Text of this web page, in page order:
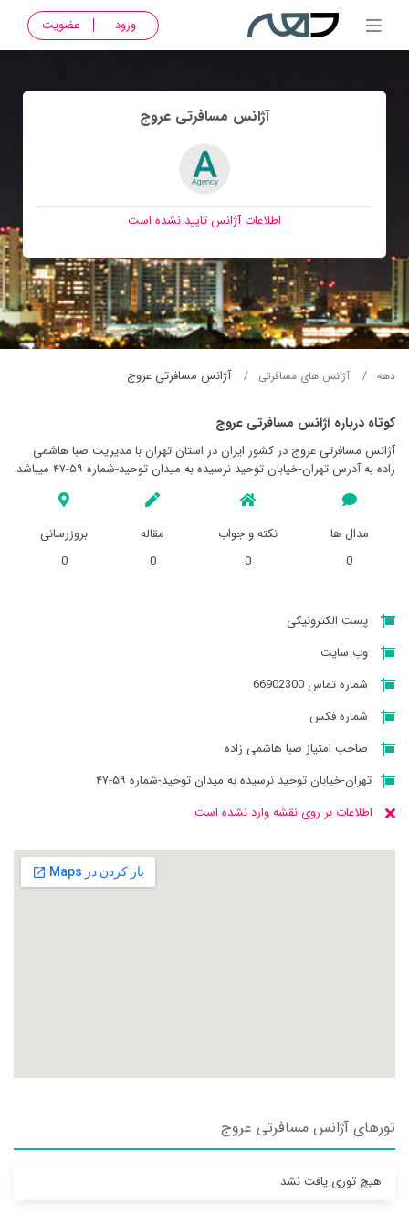
ورود عضویت
آژانس مسافرتی عروج
اطلاعات آژانس تایید نشده است
دهه آژانس های مسافرتی آژانس مسافرتی عروج
کوتاه درباره آژانس مسافرتی عروج
آژانس مسافرتی عروج در کشور ایران در استان تهران با مدیریت صبا هاشمی
زاده به آدرس تهران-خیابان توحید نرسیده به میدان توحید-شماره ۵۹-۴۷ میباشد
مدال ها
0
نکته و جواب
0
مقاله
0
بروزرسانی
0
پست الکترونیکی
وب سایت
شماره تماس 66902300
شماره فکس
صاحب امتیاز صبا هاشمی زاده
تهران-خیابان توحید نرسیده به میدان توحید-شماره ۵۹-۴۷
اطلاعات بر روی نقشه وارد نشده است
تورهای آژانس مسافرتی عروج
هیچ توری یافت نشد